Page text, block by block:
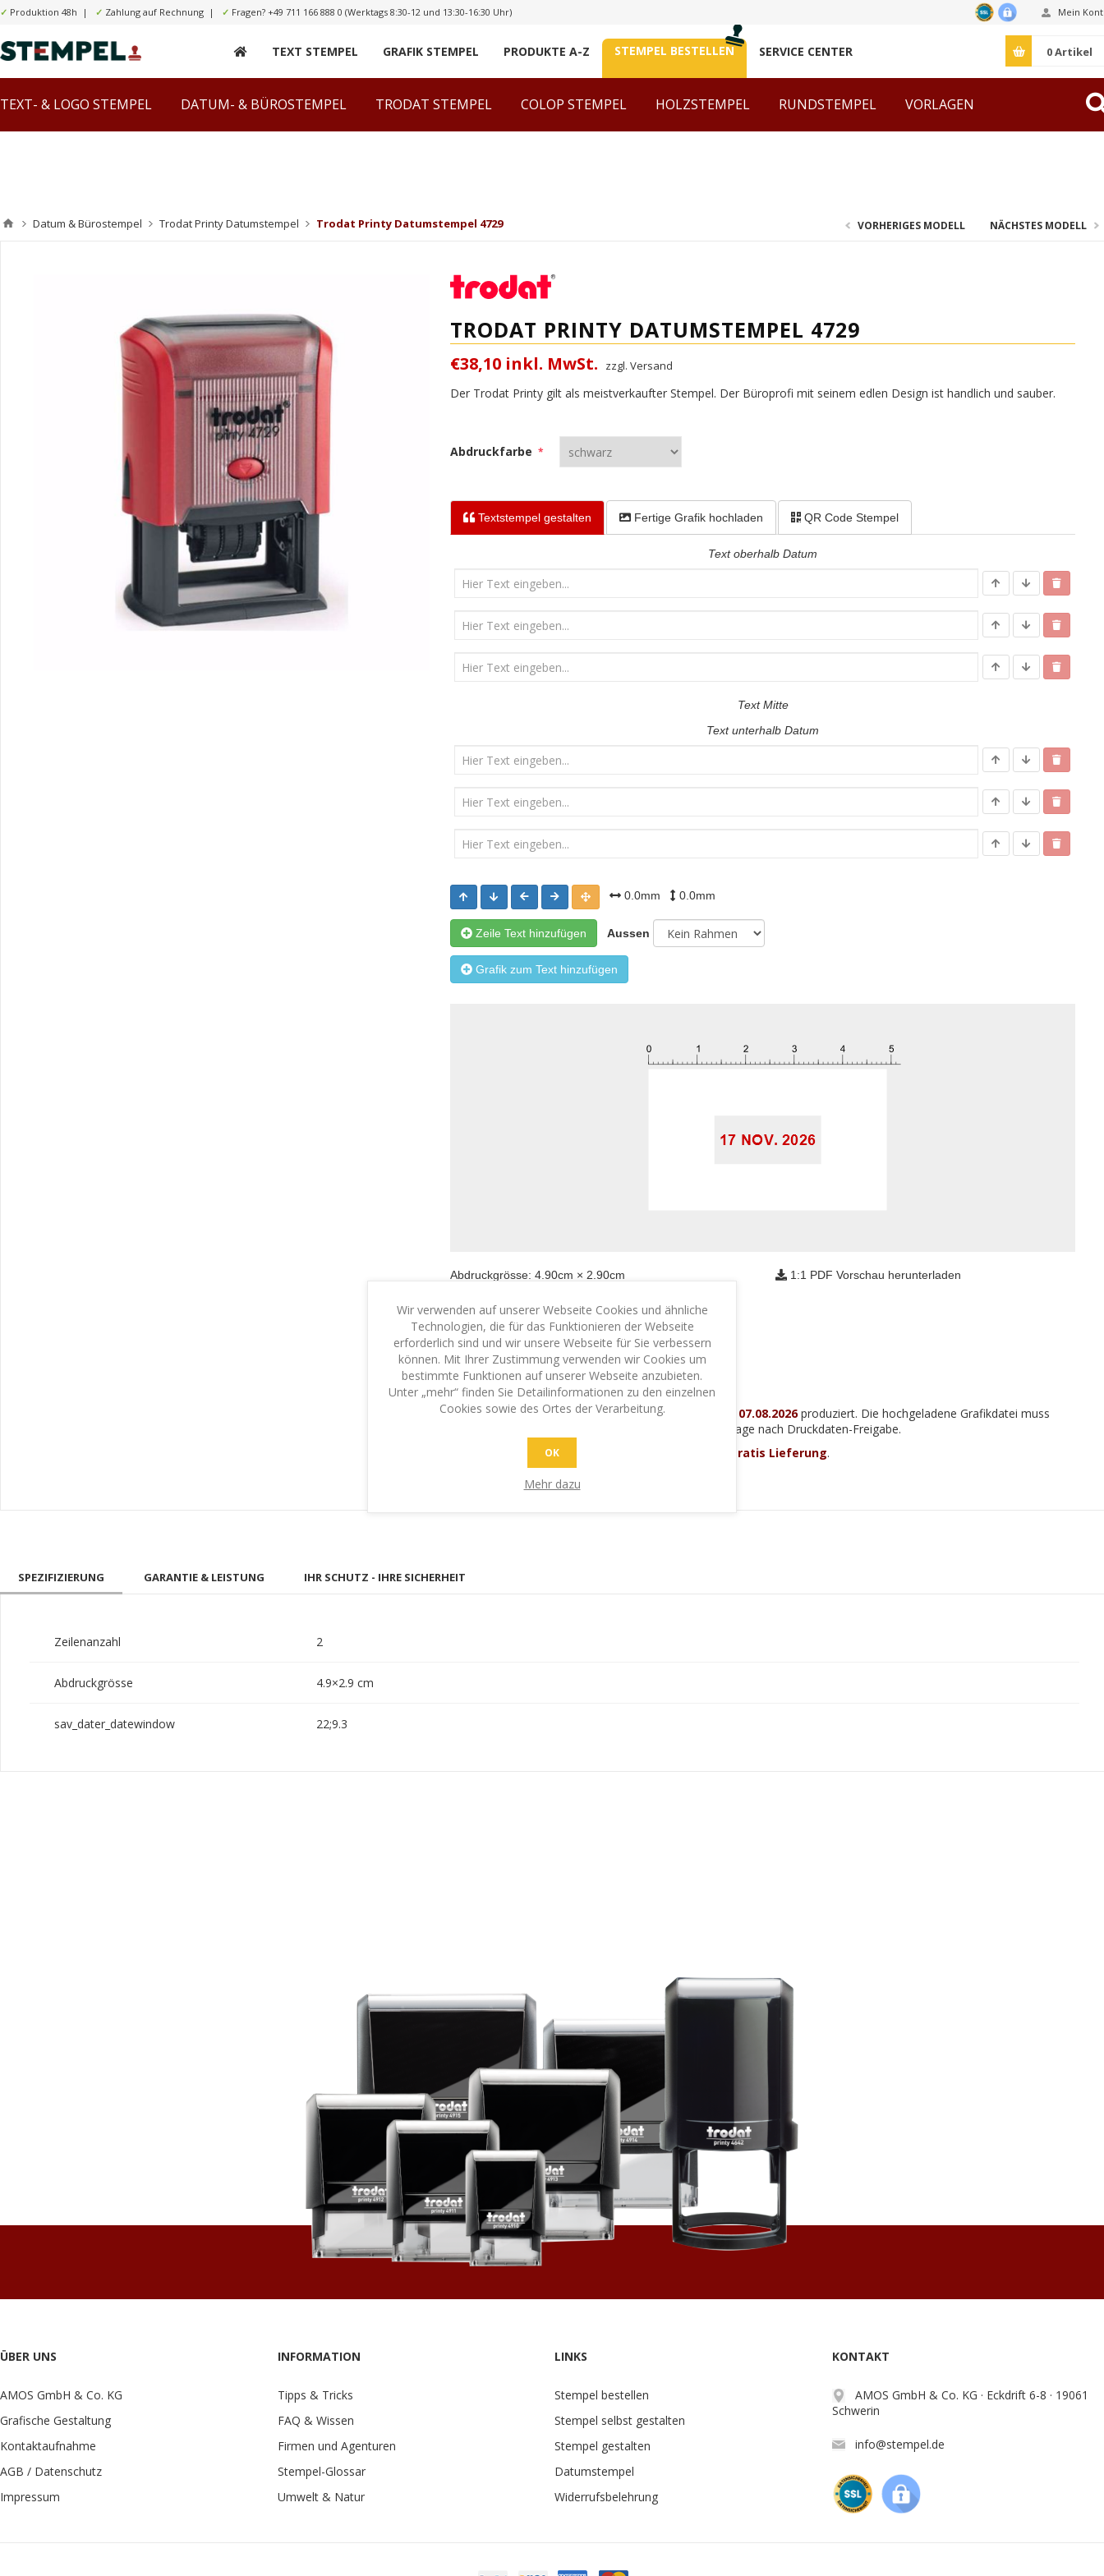
✓ Produktion 48h | ✓ Zahlung auf Rechnung | ✓ Fragen? +49 711 166 888 0 (Werktags 8:30-12 und 13:30-16:30 Uhr) Mein
TEXT STEMPEL GRAFIK STEMPEL PRODUKTE A-Z STEMPEL BESTELLEN SERVICE CENTER 0Artikel
TEXT- & LOGO STEMPEL DATUM- & BÜROSTEMPEL TRODAT STEMPEL COLOP STEMPEL HOLZSTEMPEL RUNDSTEMPEL VORLAGEN
Datum & Bürostempel Trodat Printy Datumstempel Trodat Printy Datumstempel 4729 VORHERIGES MODELL NÄCHSTES MODELL
TRODAT PRINTY DATUMSTEMPEL 4729
€38,10 inkl. MwSt. zzgl. Versand
Der Trodat Printy gilt als meistverkaufter Stempel. Der Büroprofi mit seinem edlen Design ist handlich und sauber.
Abdruckfarbe *
Textstempel gestalten Fertige Grafik hochladen QR Code Stempel
Text oberhalb Datum
Text Mitte
Text unterhalb Datum
0.0mm 0.0mm
Zeile Text hinzufügen Aussen
Grafik zum Text hinzufügen
Abdruckgrösse:4.90cm × 2.90cm 1:1 PDF Vorschau herunterladen
€38,10 inkl. MwSt. zzgl. Versand
Bestellen Sie vor 14 Uhr, und Ihr Stempel wird am 07.08.2026produziert. Die hochgeladene Grafikdatei muss
dazu druckfähig sein. Sie erhalten Ihre Lieferung 1-2 Tage nach Druckdaten-Freigabe.
Lieferkosten pauschal €5.20 inkl. MwSt. Ab €100
gratis Lieferung.
SPEZIFIZIERUNG GARANTIE & LEISTUNG IHR SCHUTZ - IHRE SICHERHEIT
Zeilenanzahl 2
Abdruckgrösse 4.9×2.9 cm
sav_dater_datewindow 22;9.3
ÜBER UNS
AMOS GmbH & Co. KG
Grafische Gestaltung
Kontaktaufnahme
AGB / Datenschutz
Impressum
INFORMATION
Tipps & Tricks
FAQ & Wissen
Firmen und Agenturen
Stempel-Glossar
Umwelt & Natur
LINKS
Stempel bestellen
Stempel selbst gestalten
Stempel gestalten
Datumstempel
Widerrufsbelehrung
KONTAKT
AMOS GmbH & Co. KG · Eckdrift 6-8 · 19061
Schwerin
info@stempel.de
Wir verwenden auf unserer Webseite Cookies und ähnliche
Technologien, die für das Funktionieren der Webseite
erforderlich sind und wir unsere Webseite für Sie verbessern
können. Mit Ihrer Zustimmung verwenden wir Cookies um
bestimmte Funktionen auf unserer Webseite anzubieten.
Unter „mehr“ finden Sie Detailinformationen zu den einzelnen
Cookies sowie des Ortes der Verarbeitung.
OK
Mehr dazu